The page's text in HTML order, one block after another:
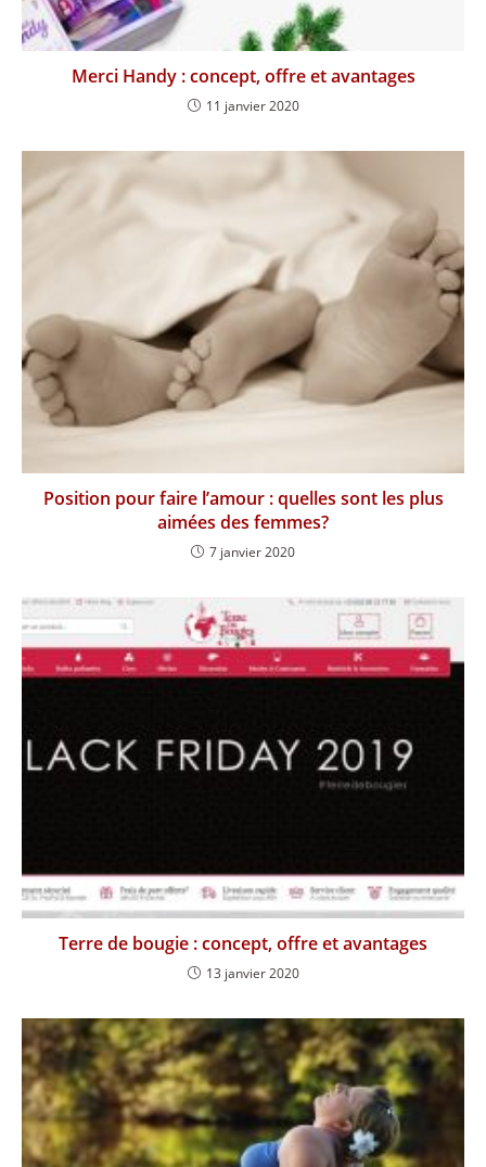
Merci Handy : concept, offre et avantages
11 janvier 2020
Position pour faire l’amour : quelles sont les plus
aimées des femmes?
7 janvier 2020
Terre de bougie : concept, offre et avantages
13 janvier 2020